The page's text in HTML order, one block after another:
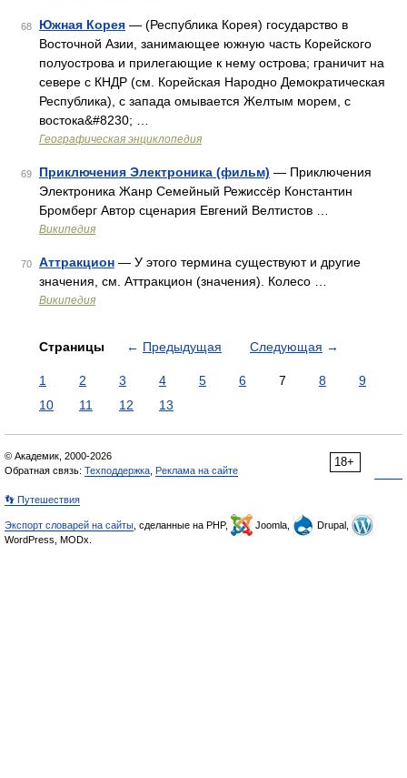
68 Южная Корея — (Республика Корея) государство в
Восточной Азии, занимающее южную часть Корейского
полуострова и прилегающие к нему острова; граничит на
севере с КНДР (см. Корейская Народно Демократическая
Республика), с запада омывается Желтым морем, с
востока&#8230; …
Географическая энциклопедия
69 Приключения Электроника (фильм) — Приключения
Электроника Жанр Семейный Режиссёр Константин
Бромберг Автор сценария Евгений Велтистов …
Википедия
70 Аттракцион — У этого термина существуют и другие
значения, см. Аттракцион (значения). Колесо …
Википедия
Страницы ← Предыдущая Следующая →
1 2 3 4 5 6 7 8
9
10
11 12 13
18+
© Академик, 2000-2026
Обратная связь: Техподдержка Реклама на сайте
👣 Путешествия
Экспорт словарей на сайты , сделанные на PHP, Joomla,
Drupal,
WordPress, MODx.